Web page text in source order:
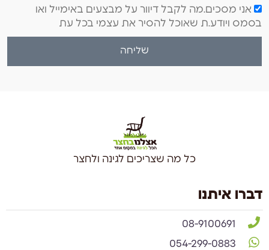
אני מסכים.מה לקבל דיוור על מבצעים באימייל ואו
בסמס ויודע.ת שאוכל להסיר את עצמי בכל עת
שליחה
כל מה שצריכים לגינה ולחצר
דברו איתנו
08-9100691
054-299-0883